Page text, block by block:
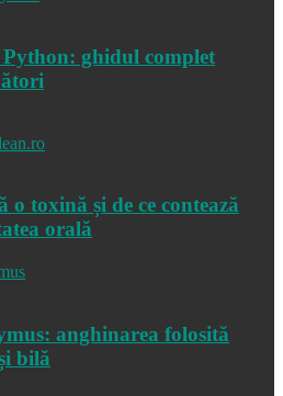
ghidul complet
o toxină și de ce contează
orală
anghinarea folosită
bilă